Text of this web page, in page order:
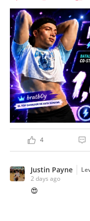
4
Justin Payne
2 days ago
😍